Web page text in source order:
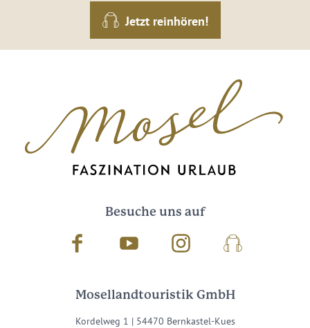
Jetzt reinhören!
Besuche uns auf
Facebook Youtube InstagramPodcast
Mosellandtouristik GmbH
Kordelweg 1 | 54470 Bernkastel-Kues